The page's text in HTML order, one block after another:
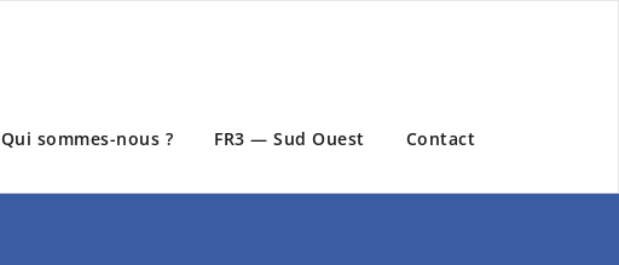
Qui sommes-nous ? FR3 — Sud Ouest Contact